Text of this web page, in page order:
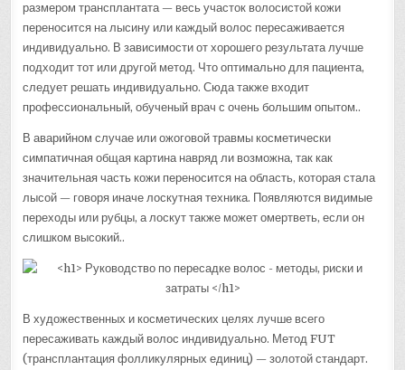
размером трансплантата — весь участок волосистой кожи
переносится на лысину или каждый волос пересаживается
индивидуально. В зависимости от хорошего результата лучше
подходит тот или другой метод. Что оптимально для пациента,
следует решать индивидуально. Сюда также входит
профессиональный, обученый врач с очень большим опытом..
В аварийном случае или ожоговой травмы косметически
симпатичная общая картина навряд ли возможна, так как
значительная часть кожи переносится на область, которая стала
лысой — говоря иначе лоскутная техника. Появляются видимые
переходы или рубцы, а лоскут также может омертветь, если он
слишком высокий..
В художественных и косметических целях лучше всего
пересаживать каждый волос индивидуально. Метод FUT
(трансплантация фолликулярных единиц) — золотой стандарт.